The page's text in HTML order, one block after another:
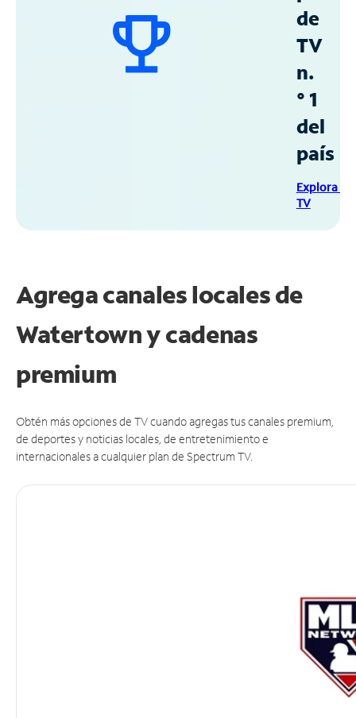
de
TV
n.
° 1
del
país
Explora
TV
Agrega canales locales de
Watertown y cadenas
premium
Obtén más opciones de TV cuando agregas tus canales premium,
de deportes y noticias locales, de entretenimiento e
internacionales a cualquier plan de Spectrum TV.